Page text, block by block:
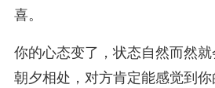
喜。
你的心态变了，状态自然而然
朝夕相处，对方肯定能感觉到